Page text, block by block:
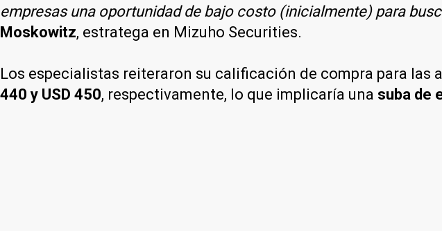
empresas una oportunidad de bajo costo (inicialmente) para
Moskowitz, estratega en Mizuho Securities.
Los especialistas reiteraron su calificación de compra para
440 y USD 450, respectivamente, lo que implicaría una suba de